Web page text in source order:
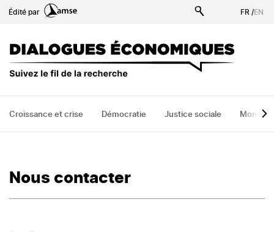
au
FR /EN
Édité par
Croissance et crise Démocratie Justice sociale Monde
Nous contacter